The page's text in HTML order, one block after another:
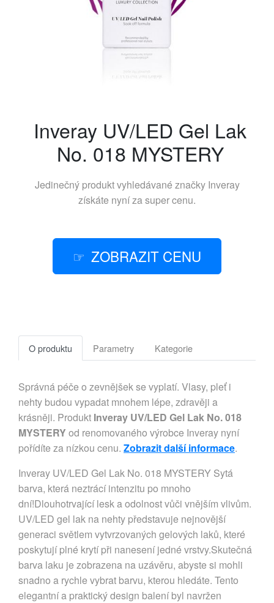
Inveray UV/LED Gel Lak
No. 018 MYSTERY
Jedinečný produkt vyhledávané značky Inveray
získáte nyní za super cenu.
ZOBRAZIT CENU
O produktu Parametry Kategorie
Správná péče o zevnějšek se vyplatí. Vlasy, pleť i
nehty budou vypadat mnohem lépe, zdravěji a
krásněji. Produkt Inveray UV/LED Gel Lak No. 018
MYSTERY od renomovaného výrobce Inveray nyní
pořídíte za nízkou cenu. Zobrazit další informace.
Inveray UV/LED Gel Lak No. 018 MYSTERY Sytá
barva, která neztrácí intenzitu po mnoho
dní!Dlouhotrvající lesk a odolnost vůči vnějším vlivům.
UV/LED gel lak na nehty představuje nejnovější
generaci světlem vytvrzovaných gelových laků, které
poskytují plné krytí při nanesení jedné vrstvy.Skutečná
barva laku je zobrazena na uzávěru, abyste si mohli
snadno a rychle vybrat barvu, kterou hledáte. Tento
elegantní a praktický design balení byl navržen